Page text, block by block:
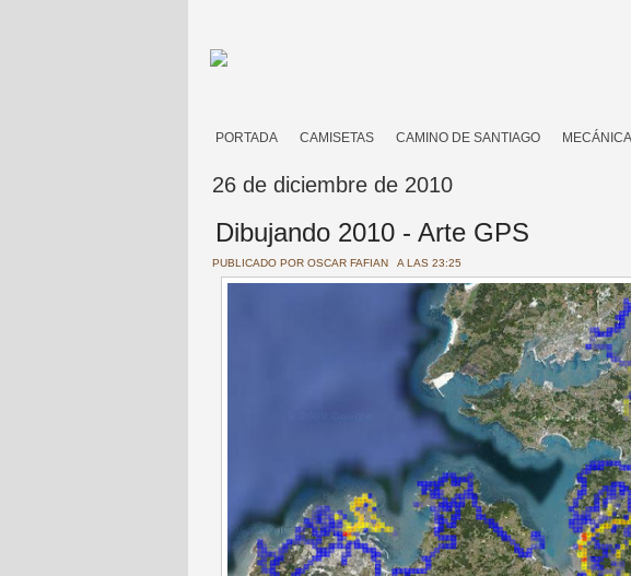
PORTADA CAMISETAS CAMINO DE SANTIAGO
26 de diciembre de 2010
Dibujando 2010 - Arte GPS
PUBLICADO POR OSCAR FAFIAN A LAS 23:25